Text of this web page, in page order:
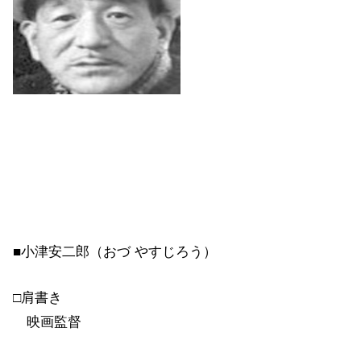
■小津安二郎（おづ やすじろう）
□肩書き
映画監督